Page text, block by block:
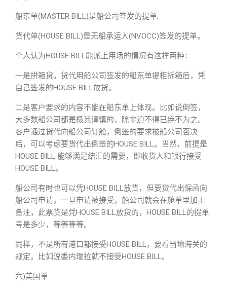
船东单(MASTER BILL)是船公司签发的提单;
货代单(HOUSE BILL)是无船承运人(NVOCC)签发的提单。
个人认为HOUSE BILL能派上用场的情况有这样两种：
一是拼箱货。货代用船公司签发的船东单提柜拆箱后，凭
自己签发的HOUSE BILL放货。
二是客户要求的内容不能在船东单上体现。比如说倒签，
大多数船公司都是极其谨慎的，除非迫不得已绝不为之。
客户通过货代向船公司订舱，倒签的要求被船公司否决
后，可以考虑要货代出倒签的HOUSE BILL。当然，前提是
HOUSE BILL 能够满足结汇的需要，即收货人和银行接受
HOUSE BILL。
船公司有时也可以凭HOUSE BILL放货，但要货代出保函向
船公司申请，一旦申请被接受，船公司就会在舱单里加上
备注，此票货是凭HOUSE BILL放货的，HOUSE BILL的提单
号是多少，等等等等。
同样，不是所有港口都接受HOUSE BILL，要看当地海关的
规定。比如说委内瑞拉就不接受HOUSE BILL。
六)美国单